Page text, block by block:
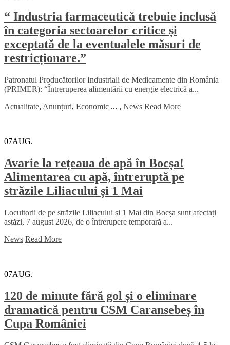
“ Industria farmaceutică trebuie inclusă
în categoria sectoarelor critice și
exceptată de la eventualele măsuri de
restricționare.”
Patronatul Producătorilor Industriali de Medicamente din România
(PRIMER): “Întreruperea alimentării cu energie electrică a...
Actualitate, Anunțuri, Economic ... , News Read More
07AUG.
Avarie la rețeaua de apă în Bocșa!
Alimentarea cu apă, întreruptă pe
străzile Liliacului și 1 Mai
Locuitorii de pe străzile Liliacului și 1 Mai din Bocșa sunt afectați
astăzi, 7 august 2026, de o întrerupere temporară a...
News Read More
07AUG.
120 de minute fără gol și o eliminare
dramatică pentru CSM Caransebeș în
Cupa României